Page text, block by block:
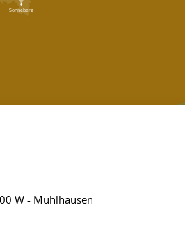
Sonneberg
W - Mühlhausen